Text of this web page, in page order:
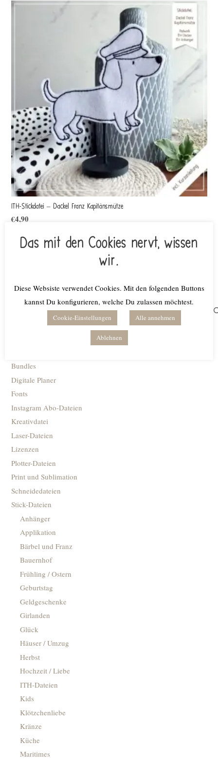
ITH-Stickdatei – Dackel Franz Kapitänsmütze
€4,90
Lieferzeit: keine Lieferzeit (z.B. Download)
Suchen
Produktkategorien
Bundles
Digitale Planer
Fonts
Instagram Abo-Dateien
Kreativdatei
Laser-Dateien
Lizenzen
Plotter-Dateien
Print und Sublimation
Schneidedateien
Stick-Dateien
Anhänger
Applikation
Bärbel und Franz
Bauernhof
Frühling / Ostern
Geburtstag
Geldgeschenke
Girlanden
Glück
Häuser / Umzug
Herbst
Hochzeit / Liebe
ITH-Dateien
Kids
Klötzchenliebe
Kränze
Küche
Maritimes
Das mit den Cookies nervt, wissen
wir.
Diese Websiste verwendet Cookies. Mit den folgenden Buttons
kannst Du konfigurieren, welche Du zulassen möchtest.
Cookie-Einstellungen Alle annehmen
Ablehnen